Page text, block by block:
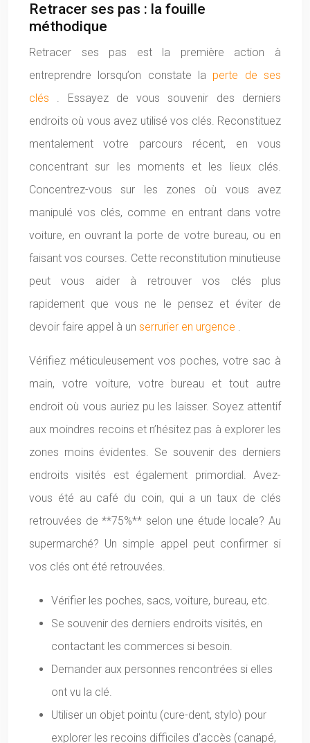
Retracer ses pas : la fouille
méthodique
Retracer ses pas est la première action à
entreprendre lorsqu’on constate la perte de ses
clés . Essayez de vous souvenir des derniers
endroits où vous avez utilisé vos clés. Reconstituez
mentalement votre parcours récent, en vous
concentrant sur les moments et les lieux clés.
Concentrez-vous sur les zones où vous avez
manipulé vos clés, comme en entrant dans votre
voiture, en ouvrant la porte de votre bureau, ou en
faisant vos courses. Cette reconstitution minutieuse
peut vous aider à retrouver vos clés plus
rapidement que vous ne le pensez et éviter de
devoir faire appel à un serrurier en urgence .
Vérifiez méticuleusement vos poches, votre sac à
main, votre voiture, votre bureau et tout autre
endroit où vous auriez pu les laisser. Soyez attentif
aux moindres recoins et n’hésitez pas à explorer les
zones moins évidentes. Se souvenir des derniers
endroits visités est également primordial. Avez-
vous été au café du coin, qui a un taux de clés
retrouvées de **75%** selon une étude locale? Au
supermarché? Un simple appel peut confirmer si
vos clés ont été retrouvées.
Vérifier les poches, sacs, voiture, bureau, etc.
Se souvenir des derniers endroits visités, en
contactant les commerces si besoin.
Demander aux personnes rencontrées si elles
ont vu la clé.
Utiliser un objet pointu (cure-dent, stylo) pour
explorer les recoins difficiles d’accès (canapé,